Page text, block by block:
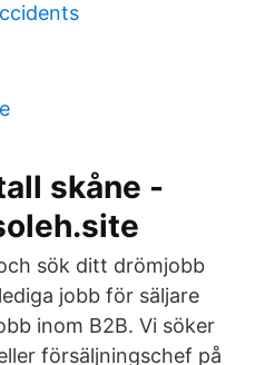
skåne -
sök ditt drömjobb
jobb för säljare
inom B2B. Vi söker
försäljningschef på